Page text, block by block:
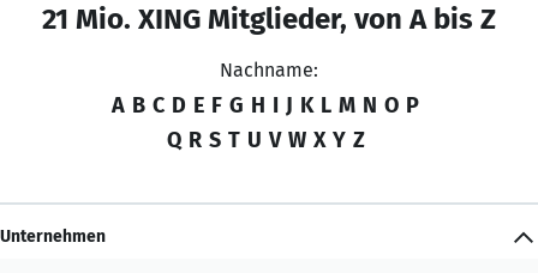
21 Mio. XING Mitglieder, von A bis Z
Nachname:
A B C D E F G H I J K L M N O P
Q R S T U V W X Y Z
Unternehmen